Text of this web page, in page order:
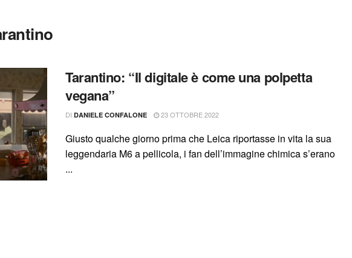
Tarantino: “Il digitale è come una polpetta
vegana”
DI DANIELE CONFALONE 23 OTTOBRE 2022
Giusto qualche giorno prima che Leica riportasse in vita la sua
leggendaria M6 a pellicola, i fan dell’immagine chimica s’erano
...